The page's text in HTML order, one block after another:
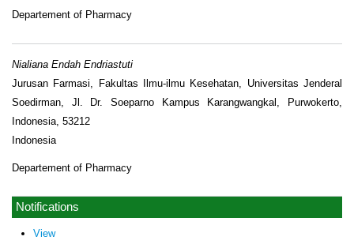
Departement of Pharmacy
Nialiana Endah Endriastuti
Jurusan Farmasi, Fakultas Ilmu-ilmu Kesehatan, Universitas Jenderal
Soedirman, Jl. Dr. Soeparno Kampus Karangwangkal, Purwokerto,
Indonesia, 53212
Indonesia
Departement of Pharmacy
Notifications
View